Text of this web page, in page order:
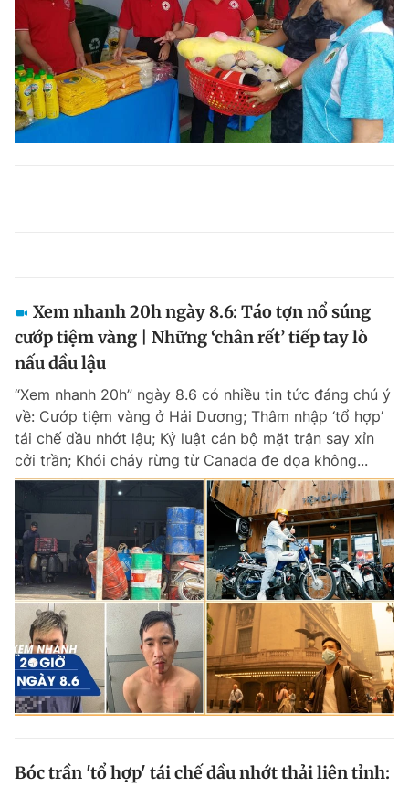
Xem nhanh 20h ngày 8.6: Táo tợn nổ súng
cướp tiệm vàng | Những ‘chân rết’ tiếp tay lò
nấu dầu lậu
“Xem nhanh 20h” ngày 8.6 có nhiều tin tức đáng chú ý
về: Cướp tiệm vàng ở Hải Dương; Thâm nhập ‘tổ hợp’
tái chế dầu nhớt lậu; Kỷ luật cán bộ mặt trận say xỉn
cởi trần; Khói cháy rừng từ Canada đe dọa không...
Bóc trần 'tổ hợp' tái chế dầu nhớt thải liên tỉnh: